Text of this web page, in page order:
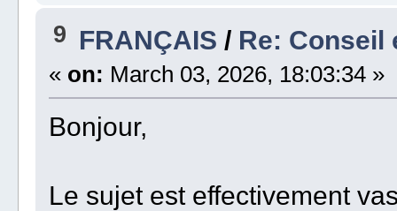
9 FRANÇAIS / Re: Conseil
« on: March 03, 2026, 18:03:34 »
Bonjour,
Le sujet est effectivement